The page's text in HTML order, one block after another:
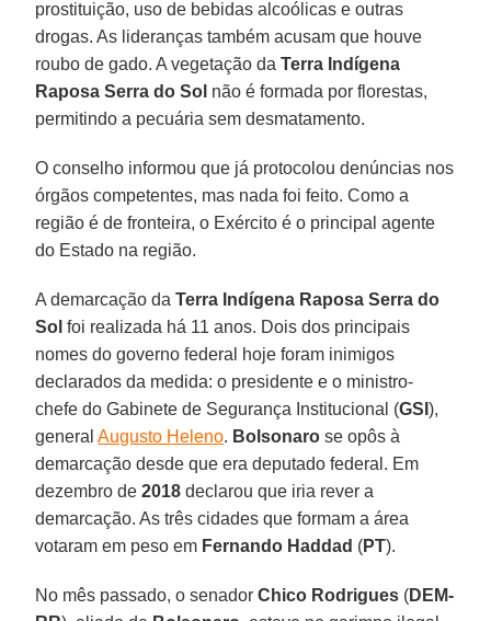
prostituição, uso de bebidas alcoólicas e outras
drogas. As lideranças também acusam que houve
roubo de gado. A vegetação daTerra Indígena
Raposa Serra do Sol não é formada por florestas,
permitindo a pecuária sem desmatamento.
O conselho informou que já protocolou denúncias nos
órgãos competentes, mas nada foi feito. Como a
região é de fronteira, o Exército é o principal agente
do Estado na região.
A demarcação daTerra Indígena Raposa Serra do
Sol foi realizada há 11 anos. Dois dos principais
nomes do governo federal hoje foram inimigos
declarados da medida: o presidente e o ministro-
chefe do Gabinete de Segurança Institucional (GSI),
generalAugusto Heleno. Bolsonaro se opôs à
demarcação desde que era deputado federal. Em
dezembro de2018 declarou que iria rever a
demarcação. As três cidades que formam a área
votaram em peso em Fernando Haddad (PT).
No mês passado, o senadorChico Rodrigues (DEM-